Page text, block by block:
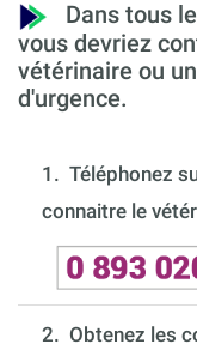
Dans tous
vous devriez
vétérinaire ou
d'urgence.
1. Téléphonez
connaitre le
2. Obtenez les